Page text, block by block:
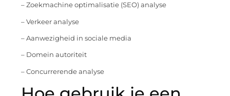
– Zoekmachine optimalisatie (SEO) analyse
– Verkeer analyse
– Aanwezigheid in sociale media
– Domein autoriteit
– Concurrerende analyse